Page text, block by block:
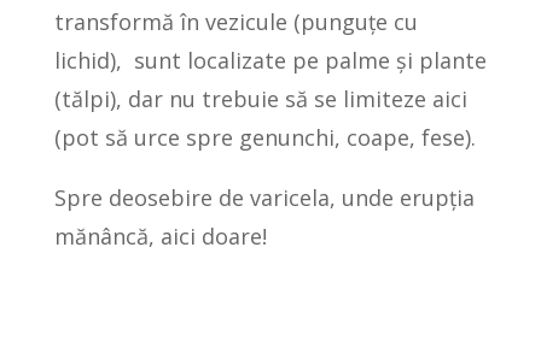
transformă în vezicule (punguțe cu
lichid), sunt localizate pe palme și plante
(tălpi), dar nu trebuie să se limiteze aici
(pot să urce spre genunchi, coape, fese).
Spre deosebire de varicela, unde erupția
mănâncă, aici doare!